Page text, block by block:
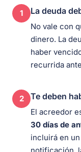
1 La deuda
No vale con
dinero. La
haber
recurrida
2 Te deben
El acreedor
30 días de
incluirá en